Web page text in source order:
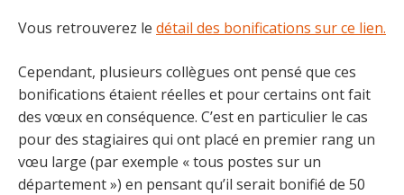
Vous retrouverez le détail des bonifications sur ce lien.
Cependant, plusieurs collègues ont pensé que ces
bonifications étaient réelles et pour certains ont fait
des vœux en conséquence. C’est en particulier le cas
pour des stagiaires qui ont placé en premier rang un
vœu large (par exemple « tous postes sur un
département ») en pensant qu’il serait bonifié de 50